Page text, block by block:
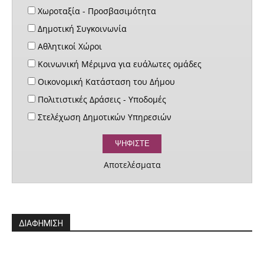
Χωροταξία - Προσβασιμότητα
Δημοτική Συγκοινωνία
Αθλητικοί Χώροι
Κοινωνική Μέριμνα για ευάλωτες ομάδες
Οικονομική Κατάσταση του Δήμου
Πολιτιστικές Δράσεις - Υποδομές
Στελέχωση Δημοτικών Υπηρεσιών
Αποτελέσματα
ΔΙΑΦΗΜΙΣΗ